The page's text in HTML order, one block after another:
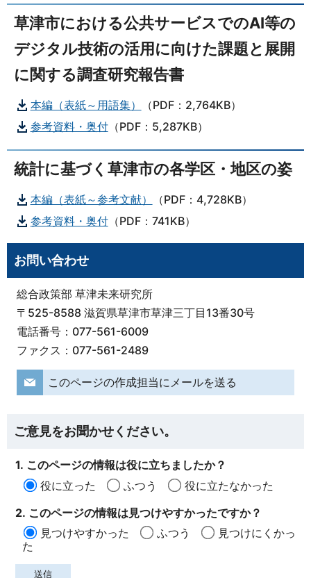
草津市における公共サービスでのAI等の
デジタル技術の活用に向けた課題と展開
に関する調査研究報告書
本編（表紙～用語集）
（PDF：2,764KB）
参考資料・奥付（PDF：5,287KB）
統計に基づく草津市の各学区・地区の姿
本編（表紙～参考文献）
（PDF：4,728KB）
参考資料・奥付（PDF：741KB）
お問い合わせ
総合政策部 草津未来研究所
〒525-8588 滋賀県草津市草津三丁目13番30号
電話番号：077-561-6009
ファクス：077-561-2489
このページの作成担当にメールを送る
ご意見をお聞かせください。
1. このページの情報は役に立ちましたか？
役に立った
ふつう
役に立たなかった
2. このページの情報は見つけやすかったですか？
見つけやすかった
ふつう
見つけにくかっ
た